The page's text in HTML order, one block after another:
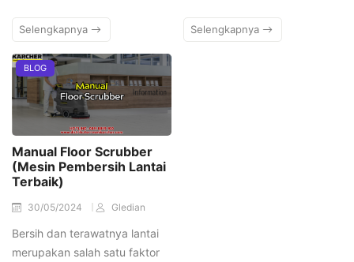
Selengkapnya Selengkapnya
BLOG
Manual Floor Scrubber
(Mesin Pembersih Lantai
Terbaik)
30/05/2024 Gledian
Bersih dan terawatnya lantai
merupakan salah satu faktor